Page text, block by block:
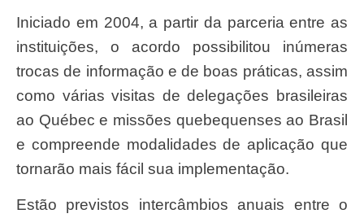
Iniciado em 2004, a partir da parceria entre as
instituições, o acordo possibilitou inúmeras
trocas de informação e de boas práticas, assim
como várias visitas de delegações brasileiras
ao Québec e missões quebequenses ao Brasil
e compreende modalidades de aplicação que
tornarão mais fácil sua implementação.
Estão previstos intercâmbios anuais entre o